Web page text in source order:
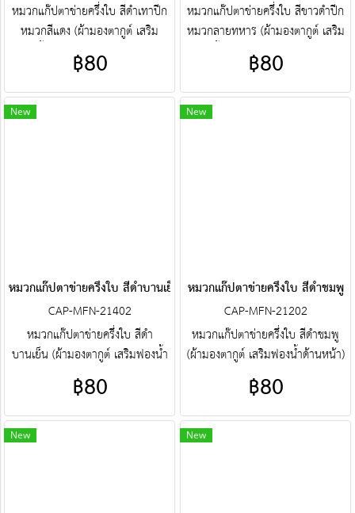
หมวกแก๊ปตาข่ายครึ่งใบ สีดำเทาปีก
หมวกสีแดง (ผ้ามองตากูต์ เสริม
ฟองน้ำด้านหน้า) ศูนย์รวม หมวก
แก๊ปตาข่ายครึ่งใบ คุณภาพราคา
โรงงาน ขายราคาปลีกส่งโบ๊เบ๊ หมวก
แก๊ปตาข่ายครึ่งใบ หมวกแก๊ปตาข่าย
฿80
หมวกแก๊ปตาข่ายครึ่งใบ สีขาวดำปีก
หมวกลายทหาร (ผ้ามองตากูต์ เสริม
ฟองน้ำด้านหน้า) ศูนย์รวม หมวก
แก๊ปตาข่ายครึ่งใบ คุณภาพราคา
โรงงาน ขายราคาปลีกส่งโบ๊เบ๊ หมวก
แก๊ปตาข่ายครึ่งใบ หมวกแก๊ปตาข่าย
฿80
New
หมวกแก๊ปตาข่ายครึ่งใบ สีดำบานเย็น
CAP-MFN-21402
หมวกแก๊ปตาข่ายครึ่งใบ สีดำ
บานเย็น (ผ้ามองตากูต์ เสริมฟองน้ำ
ด้านหน้า) ศูนย์รวม หมวกแก๊ป
ตาข่ายครึ่งใบ คุณภาพราคาโรงงาน
ขายราคาปลีกส่งโบ๊เบ๊ หมวกแก๊ป
ตาข่ายครึ่งใบ หมวกแก๊ปตาข่ายครึ่ง
฿80
New
หมวกแก๊ปตาข่ายครึ่งใบ สีดำชมพู
CAP-MFN-21202
หมวกแก๊ปตาข่ายครึ่งใบ สีดำชมพู
(ผ้ามองตากูต์ เสริมฟองน้ำด้านหน้า)
ศูนย์รวม หมวกแก๊ปตาข่ายครึ่งใบ
คุณภาพราคาโรงงาน ขายราคาปลีก
ส่งโบ๊เบ๊ หมวกแก๊ปตาข่ายครึ่งใบ
หมวกแก๊ปตาข่ายครึ่งใบสำเร็จรูป สั่ง
฿80
New New